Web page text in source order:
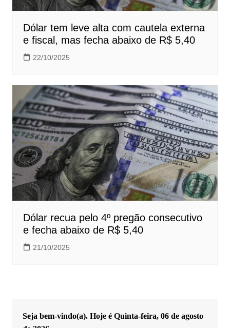
Dólar tem leve alta com cautela externa
e fiscal, mas fecha abaixo de R$ 5,40
22/10/2025
Dólar recua pelo 4º pregão consecutivo
e fecha abaixo de R$ 5,40
21/10/2025
Seja bem-vindo(a). Hoje é Quinta-feira, 06 de agosto